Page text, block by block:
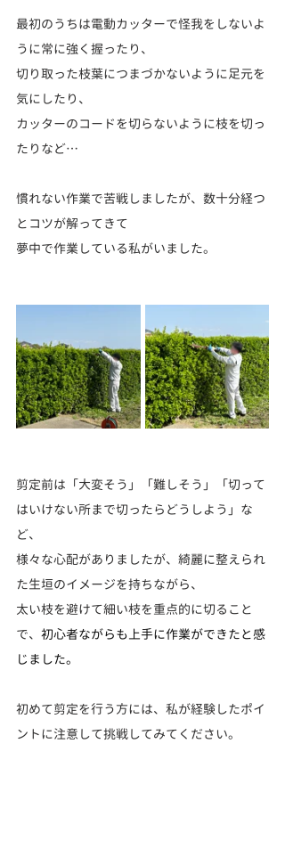
最初のうちは電動カッターで怪我をしないよ
うに常に強く握ったり、
切り取った枝葉につまづかないように足元を
気にしたり、
カッターのコードを切らないように枝を切っ
たりなど…
慣れない作業で苦戦しましたが、数十分経つ
とコツが解ってきて
夢中で作業している私がいました。
剪定前は「大変そう」「難しそう」「切って
はいけない所まで切ったらどうしよう」な
ど、
様々な心配がありましたが、綺麗に整えられ
た生垣のイメージを持ちながら、
太い枝を避けて細い枝を重点的に切ること
で、 初心者ながらも上手に作業ができたと感
じました。
初めて剪定を行う方には、私が経験したポイ
ントに注意して挑戦してみてください。